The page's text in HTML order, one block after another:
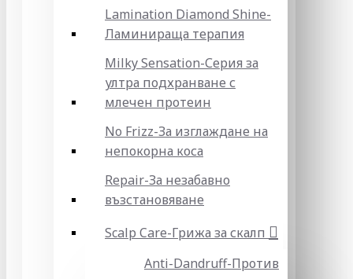
Lamination Diamond Shine-
Ламинираща терапия
Milky Sensation-Серия за
ултра подхранване с
млечен протеин
No Frizz-За изглаждане на
непокорна коса
Repair-За незабавно
възстановяване
Scalp Care-Грижа за скалп
Anti-Dandruff-Против